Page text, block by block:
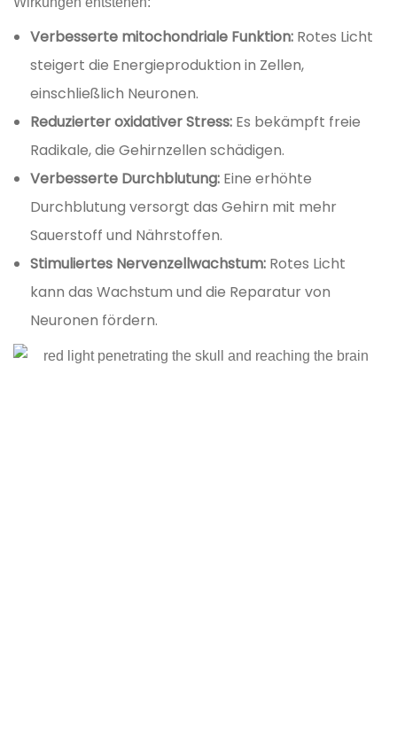
Verbesserte mitochondriale Funktion: Rotes Licht
steigert die Energieproduktion in Zellen,
einschließlich Neuronen.
Reduzierter oxidativer Stress: Es bekämpft freie
Radikale, die Gehirnzellen schädigen.
Verbesserte Durchblutung: Eine erhöhte
Durchblutung versorgt das Gehirn mit mehr
Sauerstoff und Nährstoffen.
Stimuliertes Nervenzellwachstum: Rotes Licht
kann das Wachstum und die Reparatur von
Neuronen fördern.